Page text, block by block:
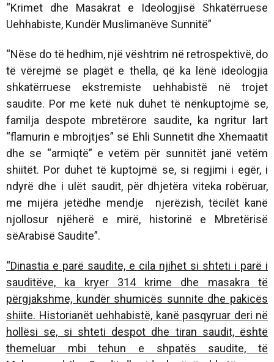
“Krimet dhe Masakrat e Ideologjisë Shkatërruese
Uehhabiste, Kundër Muslimanëve Sunnitë”
“Nëse do të hedhim, një vështrim në retrospektivë, do
të vërejmë se plagët e thella, që ka lënë ideologjia
shkatërruese ekstremiste uehhabistë në trojet
saudite. Por me ketë nuk duhet të nënkuptojmë se,
familja despote mbretërore saudite, ka ngritur lart
“flamurin e mbrojtjes” së Ehli Sunnetit dhe Xhemaatit
dhe se “armiqtë” e vetëm për sunnitët janë vetëm
shiitët. Por duhet të kuptojmë se, si regjimi i egër, i
ndyrë dhe i ulët saudit, për dhjetëra viteka robëruar,
me mijëra jetëdhe mendje njerëzish, tëcilët kanë
njollosur njëherë e mirë, historinë e Mbretërisë
sëArabisë Saudite”.
“Dinastia e parë saudite, e cila njihet si shteti i parë i
sauditëve, ka kryer 314 krime dhe masakra të
përgjakshme, kundër shumicës sunnite dhe pakicës
shiite. Historianët uehhabistë, kanë pasqyruar deri në
hollësi se, si shteti despot dhe tiran saudit, është
themeluar mbi tehun e shpatës saudite, të